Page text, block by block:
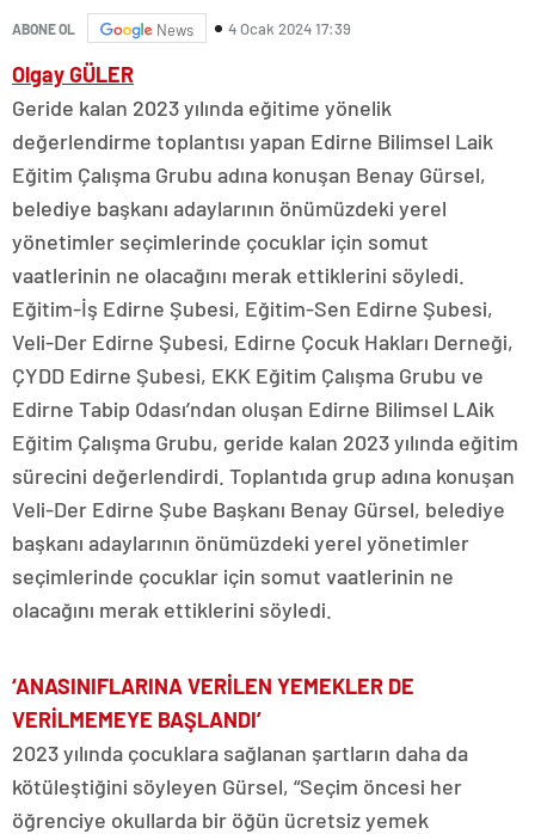
ABONE OL News 4 Ocak 2024 17:39
Olgay GÜLER
Geride kalan 2023 yılında eğitime yönelik
değerlendirme toplantısı yapan Edirne Bilimsel Laik
Eğitim Çalışma Grubu adına konuşan Benay Gürsel,
belediye başkanı adaylarının önümüzdeki yerel
yönetimler seçimlerinde çocuklar için somut
vaatlerinin ne olacağını merak ettiklerini söyledi.
Eğitim-İş Edirne Şubesi, Eğitim-Sen Edirne Şubesi,
Veli-Der Edirne Şubesi, Edirne Çocuk Hakları Derneği,
ÇYDD Edirne Şubesi, EKK Eğitim Çalışma Grubu ve
Edirne Tabip Odası’ndan oluşan Edirne Bilimsel LAik
Eğitim Çalışma Grubu, geride kalan 2023 yılında eğitim
sürecini değerlendirdi. Toplantıda grup adına konuşan
Veli-Der Edirne Şube Başkanı Benay Gürsel, belediye
başkanı adaylarının önümüzdeki yerel yönetimler
seçimlerinde çocuklar için somut vaatlerinin ne
olacağını merak ettiklerini söyledi.
‘ANASINIFLARINA VERİLEN YEMEKLER DE
VERİLMEMEYE BAŞLANDI’
2023 yılında çocuklara sağlanan şartların daha da
kötüleştiğini söyleyen Gürsel, “Seçim öncesi her
öğrenciye okullarda bir öğün ücretsiz yemek